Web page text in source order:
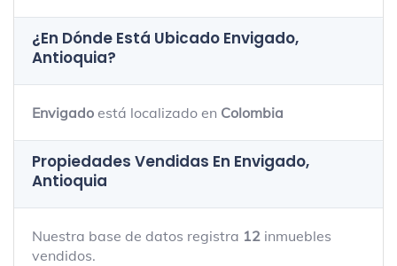
¿En Dónde Está Ubicado Envigado,
Antioquia?
Envigado está localizado en Colombia
Propiedades Vendidas En Envigado,
Antioquia
Nuestra base de datos registra 12 inmuebles
vendidos.